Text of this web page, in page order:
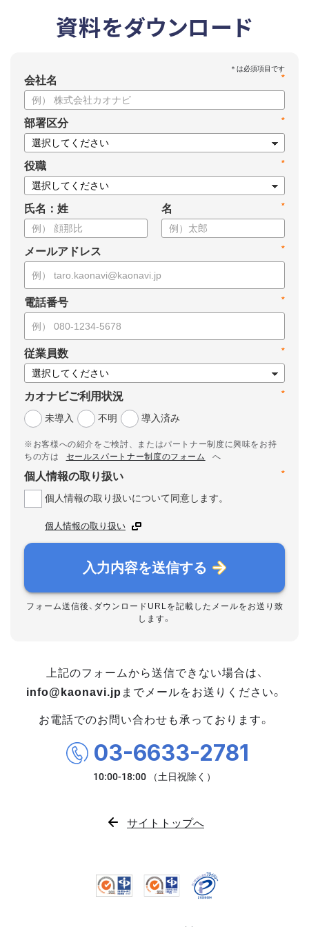
資料をダウンロード
*
会社名
*
部署区分
*
役職
氏名：姓 *
名
*
メールアドレス
*
電話番号
*
従業員数
*
カオナビご利用状況
未導入
不明 導入済み
※お客様への紹介をご検討、またはパートナー制度に興味をお持
ちの方は
セールスパートナー制度のフォーム
へ
*
個人情報の取り扱い
個人情報の取り扱いについて同意します。
個人情報の取り扱い
入力内容を送信する
フォーム送信後、ダウンロードURLを記載したメールをお送り致
します。
上記のフォームから送信できない場合は、
info@kaonavi.jp までメールをお送りください。
お電話でのお問い合わせも承っております。
03-6633-2781
サイトトップへ